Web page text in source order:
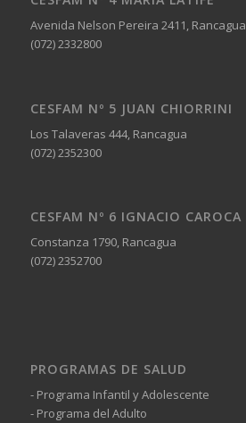
Avenida Nelson Pereira 2411, Rancagua
(072) 2332800
CESFAM Nº 5 JUAN CHIORRINI
Los Talaveras 444, Rancagua
(072) 2352300
CESFAM Nº 6 IGNACIO CAROCA
Constanza 1790, Rancagua
(072) 2352700
PROGRAMAS DE SALUD
- Programa Infantil y Adolescente
- Programa del Adulto